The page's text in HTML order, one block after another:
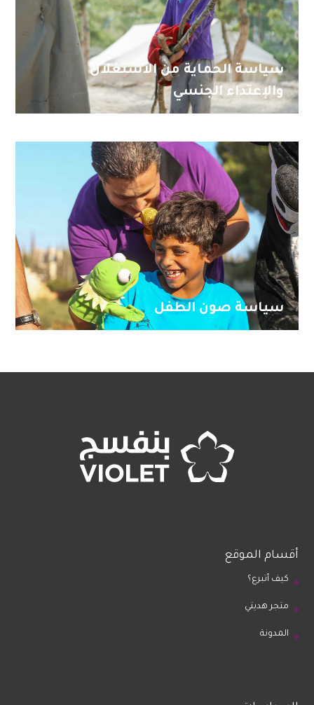
سياسة الحماية من الاستغلال
والإعتداء الجنسي
سياسة صون الطفل
أقسام الموقع
كيف أتبرع؟
متجر هديتي
المدونة